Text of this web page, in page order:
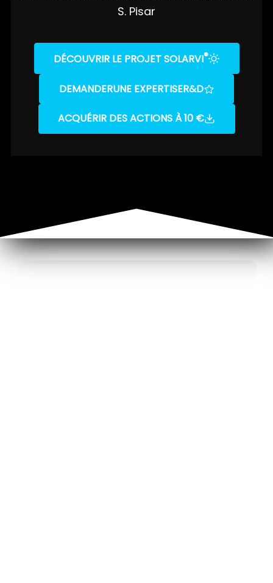
S. Pisar
DÉCOUVRIR LE PROJET SOLARVI®
DEMANDERUNE EXPERTISER&D
ACQUÉRIR DES ACTIONS À 10 €